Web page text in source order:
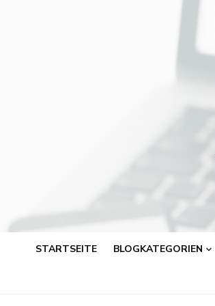
STARTSEITE BLOGKATEGORIEN